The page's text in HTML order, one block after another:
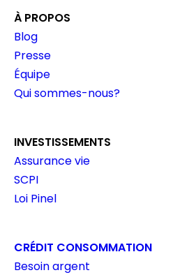
À PROPOS
Blog
Presse
Équipe
Qui sommes-nous?
INVESTISSEMENTS
Assurance vie
SCPI
Loi Pinel
CRÉDIT CONSOMMATION
Besoin argent